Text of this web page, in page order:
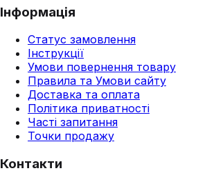
Інформація
Статус замовлення
Інструкції
Умови повернення товару
Правила та Умови сайту
Доставка та оплата
Політика приватності
Часті запитання
Точки продажу
Контакти